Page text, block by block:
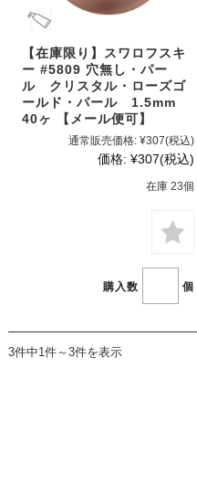
【在庫限り】スワロフスキ
ー #5809 穴無し・パー
ル クリスタル・ローズゴ
ールド・パール 1.5mm
40ヶ 【メール便可】
通常販売価格: ¥307(税込)
価格: ¥307(税込)
在庫 23個
購入数 個
3件中1件～3件を表示